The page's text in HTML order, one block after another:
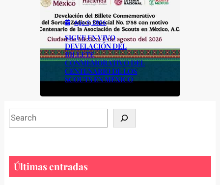
Ago 6, 2026
SIGUE EN VIVO
DEVELACIÓN DEL
BILLETE
CONMEMORATIVO DEL
CENTENARIO DE LOS
SCOUTS EN MÉXICO
S
e
h
Últimas entradas